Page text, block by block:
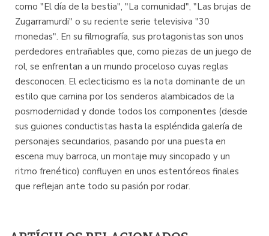
como "El día de la bestia", "La comunidad", "Las brujas de
Zugarramurdi" o su reciente serie televisiva "30
monedas". En su filmografía, sus protagonistas son unos
perdedores entrañables que, como piezas de un juego de
rol, se enfrentan a un mundo proceloso cuyas reglas
desconocen. El eclecticismo es la nota dominante de un
estilo que camina por los senderos alambicados de la
posmodernidad y donde todos los componentes (desde
sus guiones conductistas hasta la espléndida galería de
personajes secundarios, pasando por una puesta en
escena muy barroca, un montaje muy sincopado y un
ritmo frenético) confluyen en unos estentóreos finales
que reflejan ante todo su pasión por rodar.